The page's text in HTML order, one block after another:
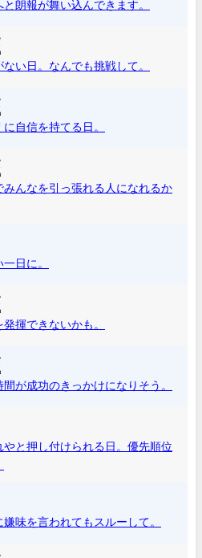
と朗報が舞い込んできます。
い日。なんでも挑戦して。
に自信を持てる日。
みんなを引っ張れる人になれるか
日に。
揮できないかも。
が成功のきっかけになりそう。
やと押し付けられる日。優先順位
味を言われてもスルーして。